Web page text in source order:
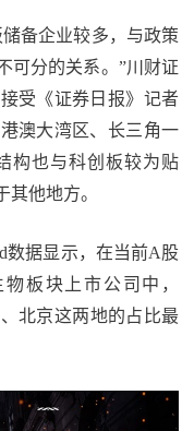
备企业较多，与政策
可分的关系。”川财证
受《证券日报》记者
澳大湾区、长三角一
构也与科创板较为贴
他地方。
数据显示，在当前A股
板块上市公司中，
北京这两地的占比最